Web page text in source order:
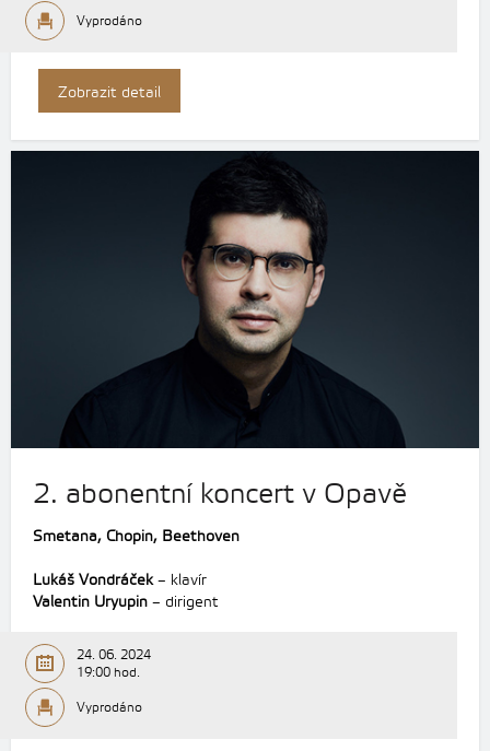
Vyprodáno
Zobrazit detail
2. abonentní koncert v Opavě
Smetana, Chopin, Beethoven
Lukáš Vondráček– klavír
Valentin Uryupin – dirigent
24. 06. 2024
19:00 hod.
Vyprodáno